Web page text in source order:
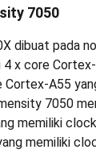
7050
dibuat pada
4 x core
Cortex-A55
7050
memiliki
memiliki